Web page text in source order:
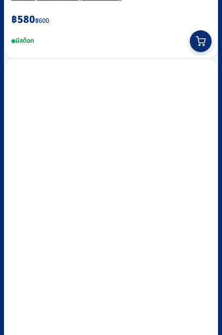
฿600
Original
was:
฿600.
฿580
Current
is:
฿580.
มีสต็อก